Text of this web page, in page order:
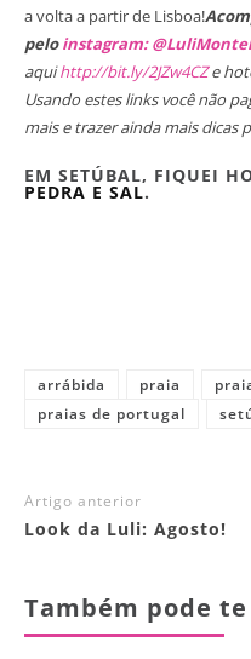
a volta a partir de Lisboa!
peloinstagram:
aquihttp://bit.ly/2JZw4CZe
Usando estes links você não
mais e trazer ainda mais dicas
EM SETÚBAL, FIQUEI
PEDRA E SAL.
arrábida praia
praias de portugal
Artigo anterior
Look da Luli: Agosto!
Também pode